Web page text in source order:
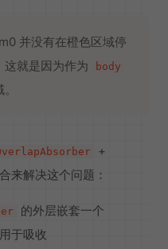
并没有在橙色区域停
这就是因为作为
body
+
来解决这个问题：
的外层嵌套一个
用于吸收